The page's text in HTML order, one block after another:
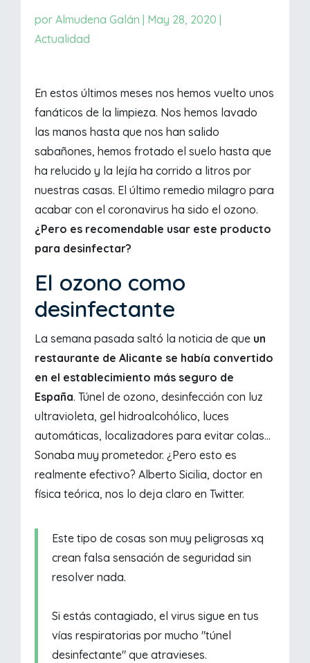
porAlmudena Galán May 28, 2020
Actualidad
En estos últimos meses nos hemos vuelto unos
fanáticos de la limpieza. Nos hemos lavado
las manos hasta que nos han salido
sabañones, hemos frotado el suelo hasta que
ha relucido y la lejía ha corrido a litros por
nuestras casas. El último remedio milagro para
acabar con el coronavirus ha sido el ozono.
¿Pero es recomendable usar este producto
para desinfectar?
El ozono como
desinfectante
La semana pasada saltó la noticia de que un
restaurante de Alicante se había convertido
en el establecimiento más seguro de
España. Túnel de ozono, desinfección con luz
ultravioleta, gel hidroalcohólico, luces
automáticas, localizadores para evitar colas...
Sonaba muy prometedor. ¿Pero esto es
realmente efectivo? Alberto Sicilia, doctor en
física teórica, nos lo deja claro en Twitter.
Este tipo de cosas son muy peligrosas xq
crean falsa sensación de seguridad sin
resolver nada.
Si estás contagiado, el virus sigue en tus
vías respiratorias por mucho "túnel
desinfectante" que atravieses.